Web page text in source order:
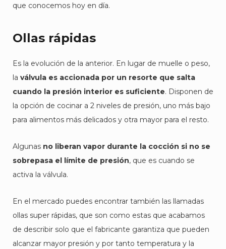
que conocemos hoy en día.
Ollas rápidas
Es la evolución de la anterior. En lugar de muelle o peso,
la válvula es accionada por un resorte que salta
cuando la presión interior es suficiente. Disponen de
la opción de cocinar a 2 niveles de presión, uno más bajo
para alimentos más delicados y otra mayor para el resto.
Algunas no liberan vapor durante la cocción si no se
sobrepasa el límite de presión, que es cuando se
activa la válvula.
En el mercado puedes encontrar también las llamadas
ollas super rápidas, que son como estas que acabamos
de describir solo que el fabricante garantiza que pueden
alcanzar mayor presión y por tanto temperatura y la